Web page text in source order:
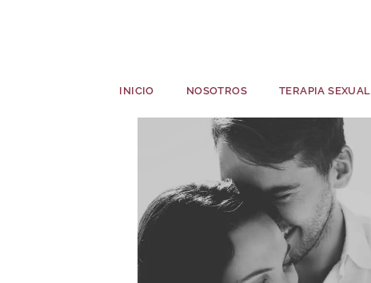
INICIO NOSOTROS TERAPIA SEXUAL